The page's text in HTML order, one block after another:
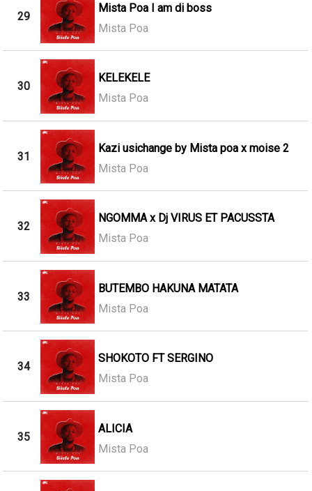
29
Mista Poa I am di boss
Mista Poa
30
KELEKELE
Mista Poa
31
Kazi usichange by Mista poa x moise 2
Mista Poa
32
NGOMMA x Dj VIRUS ET PACUSSTA
Mista Poa
33
BUTEMBO HAKUNA MATATA
Mista Poa
34
SHOKOTO FT SERGINO
Mista Poa
35
ALICIA
Mista Poa